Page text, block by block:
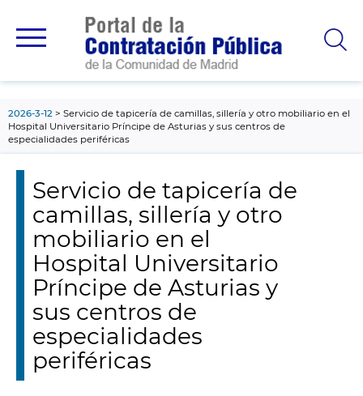
principal
2026-3-12
Servicio de tapicería de camillas, sillería y otro mobiliario en el
Hospital Universitario Príncipe de Asturias y sus centros de
especialidades periféricas
Servicio de tapicería de
camillas, sillería y otro
mobiliario en el
Hospital Universitario
Príncipe de Asturias y
sus centros de
especialidades
periféricas